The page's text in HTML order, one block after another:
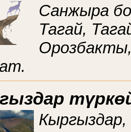
Санжыра
Тагай,
Кыргыздар,